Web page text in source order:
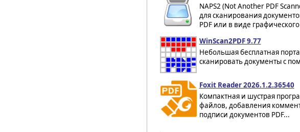
NAPS2 (Not Another PDF
для сканирования
PDF или в виде
WinScan2PDF 9.77
Небольшая бесплатная
сканировать документы с
Foxit Reader 2026.1.2.36540
Компактная и шустрая
файлов, добавления
подписи документов PDF...